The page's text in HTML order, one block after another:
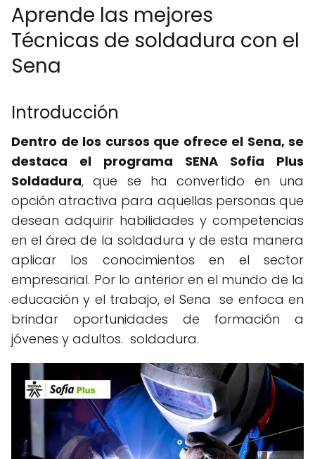
Aprende las mejores
Técnicas de soldadura con el
Sena
Introducción
Dentro de los cursos que ofrece el Sena, se
destaca el programa
SENA Sofia Plus
Soldadura, que se ha convertido en una
opción atractiva para aquellas personas que
desean adquirir habilidades y competencias
en el área de la soldadura y de esta manera
aplicar los conocimientos en el sector
empresarial. Por lo anterior en el mundo de la
educación y el trabajo, el Sena se enfoca en
brindar oportunidades de formación a
jóvenes y adultos. soldadura.